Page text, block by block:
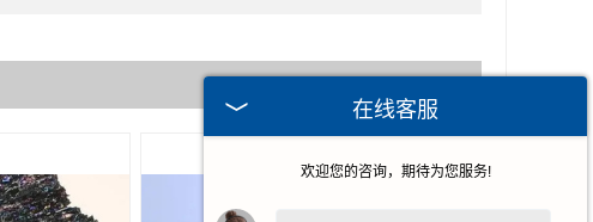
在线客服
欢迎您的咨询，期待为您服务!